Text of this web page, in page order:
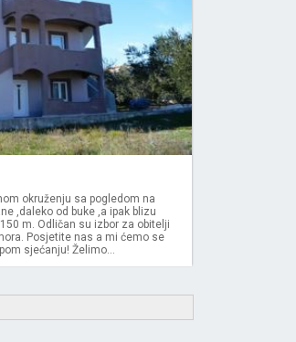
okruženju sa pogledom na
,daleko od buke ,a ipak blizu
m. Odličan su izbor za obitelji
Posjetite nas a mi ćemo se
sjećanju! Želimo...